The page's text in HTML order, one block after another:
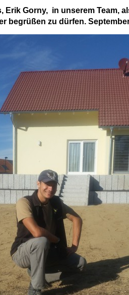
Erik Gorny, in unserem Team,
begrüßen zu dürfen.